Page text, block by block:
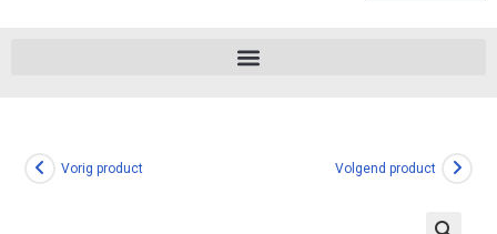
Vorig product Volgend product